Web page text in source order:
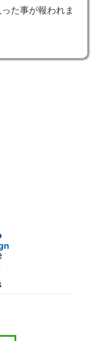
た事が報われま